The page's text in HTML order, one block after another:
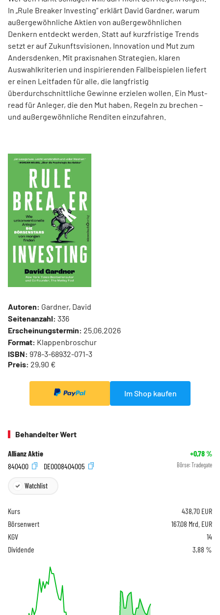
In „Rule Breaker Investing“ erklärt David Gardner, warum
außergewöhnliche Aktien von außer­gewöhnlichen
Denkern entdeckt werden. Statt auf kurzfristige Trends
setzt er auf Zukunftsvisionen, Innovation und Mut zum
Andersdenken. Mit praxisnahen Strategien, klaren
Auswahlkriterien und inspirierenden Fallbeispielen liefert
er einen Leit­faden für alle, die langfristig
überdurchschnittliche Gewinne erzielen wollen. Ein Must-
read für Anleger, die den Mut haben, Regeln zu brechen –
und außergewöhnliche Renditen einzufahren.
Autoren: Gardner, David
Seitenanzahl: 336
Erscheinungstermin: 25.06.2026
Format: Klappenbroschur
ISBN: 978-3-68932-071-3
Preis: 29,90 €
Im Shop kaufen
Behandelter Wert
Allianz Aktie +0,78%
840400
DE0008404005 Börse: Tradegate
Watchlist
Kurs 438,70 EUR
Börsenwert
167,08 Mrd. EUR
KGV
14
Dividende
3,88 %